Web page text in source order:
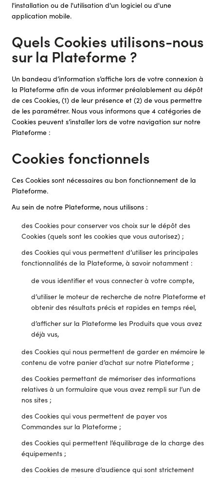
l'installation ou de l'utilisation d'un logiciel ou d'une
application mobile.
Quels Cookies utilisons-nous
sur la Plateforme ?
Un bandeau d’information s’affiche lors de votre connexion à
la Plateforme afin de vous informer préalablement au dépôt
de ces Cookies, (1) de leur présence et (2) de vous permettre
de les paramétrer. Nous vous informons que 4 catégories de
Cookies peuvent s’installer lors de votre navigation sur notre
Plateforme :
Cookies fonctionnels
Ces Cookies sont nécessaires au bon fonctionnement de la
Plateforme.
Au sein de notre Plateforme, nous utilisons :
des Cookies pour conserver vos choix sur le dépôt des
Cookies (quels sont les cookies que vous autorisez) ;
des Cookies qui vous permettent d’utiliser les principales
fonctionnalités de la Plateforme, à savoir notamment :
de vous identifier et vous connecter à votre compte,
d’utiliser le moteur de recherche de notre Plateforme et
obtenir des résultats précis et rapides en temps réel,
d’afficher sur la Plateforme les Produits que vous avez
déjà vus,
des Cookies qui nous permettent de garder en mémoire le
contenu de votre panier d’achat sur notre Plateforme ;
des Cookies permettant de mémoriser des informations
relatives à un formulaire que vous avez rempli sur l’un de
nos sites ;
des Cookies qui vous permettent de payer vos
Commandes sur la Plateforme ;
des Cookies qui permettent l’équilibrage de la charge des
équipements ;
des Cookies de mesure d’audience qui sont strictement